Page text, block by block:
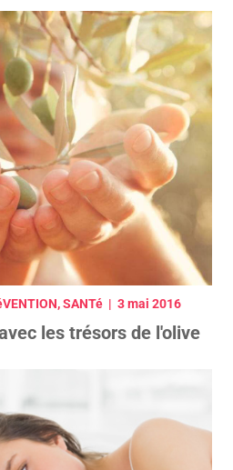
SANTé | 3 mai 2016
les trésors de l'olive